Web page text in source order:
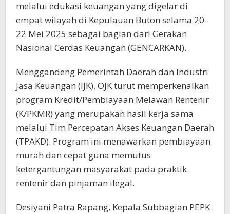
melalui edukasi keuangan yang digelar di
empat wilayah di Kepulauan Buton selama 20–
22 Mei 2025 sebagai bagian dari Gerakan
Nasional Cerdas Keuangan (GENCARKAN).
Menggandeng Pemerintah Daerah dan Industri
Jasa Keuangan (IJK), OJK turut memperkenalkan
program Kredit/Pembiayaan Melawan Rentenir
(K/PKMR) yang merupakan hasil kerja sama
melalui Tim Percepatan Akses Keuangan Daerah
(TPAKD). Program ini menawarkan pembiayaan
murah dan cepat guna memutus
ketergantungan masyarakat pada praktik
rentenir dan pinjaman ilegal.
Desiyani Patra Rapang, Kepala Subbagian PEPK